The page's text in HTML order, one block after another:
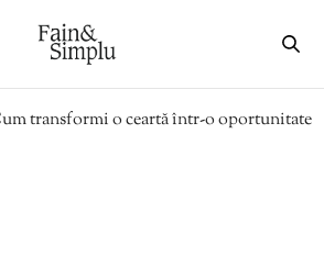
transformi o ceartă într-o oportunitate